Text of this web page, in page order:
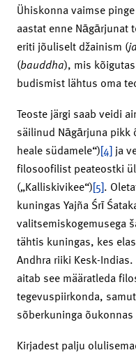
Ühiskonna vaimse
aastat enne Nāgārjunat
eriti jõuliselt džainism (
(bauddha), mis
budismist lähtus oma
Teoste järgi saab veidi
säilinud Nāgārjuna pikk
heale südamele“)[4] ja
filosoofilist peateostki
(„Kalliskivikee“)[5].
kuningas Yajña Śrī
valitsemiskogemusega
tähtis kuningas, kes
Andhra riiki Kesk-
aitab see määratleda
tegevuspiirkonda,
sõberkuninga
Kirjadest palju